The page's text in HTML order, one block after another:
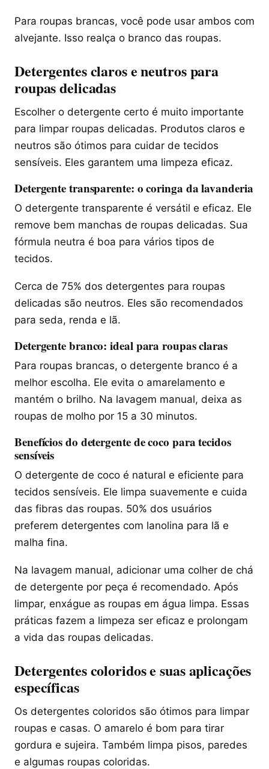
Para roupas brancas, você pode usar ambos com
alvejante. Isso realça o branco das roupas.
Detergentes claros e neutros para
roupas delicadas
Escolher o detergente certo é muito importante
para limpar roupas delicadas. Produtos claros e
neutros são ótimos para cuidar de tecidos
sensíveis. Eles garantem uma limpeza eficaz.
Detergente transparente: o coringa da lavanderia
O detergente transparente é versátil e eficaz. Ele
remove bem manchas de roupas delicadas. Sua
fórmula neutra é boa para vários tipos de
tecidos.
Cerca de 75% dos detergentes para roupas
delicadas são neutros. Eles são recomendados
para seda, renda e lã.
Detergente branco: ideal para roupas claras
Para roupas brancas, o detergente branco é a
melhor escolha. Ele evita o amarelamento e
mantém o brilho. Na lavagem manual, deixa as
roupas de molho por 15 a 30 minutos.
Benefícios do detergente de coco para tecidos
sensíveis
O detergente de coco é natural e eficiente para
tecidos sensíveis. Ele limpa suavemente e cuida
das fibras das roupas. 50% dos usuários
preferem detergentes com lanolina para lã e
malha fina.
Na lavagem manual, adicionar uma colher de chá
de detergente por peça é recomendado. Após
limpar, enxágue as roupas em água limpa. Essas
práticas fazem a limpeza ser eficaz e prolongam
a vida das roupas delicadas.
Detergentes coloridos e suas aplicações
específicas
Os detergentes coloridos são ótimos para limpar
roupas e casas. O amarelo é bom para tirar
gordura e sujeira. Também limpa pisos, paredes
e algumas roupas coloridas.